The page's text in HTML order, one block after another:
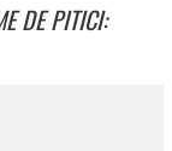
DE PITICI: